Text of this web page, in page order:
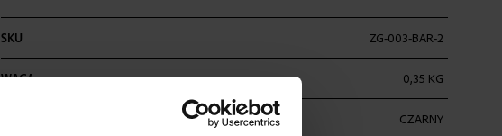
informacji
SKU ZG-003-BAR-2
WAGA 0,35 KG
CZARNY